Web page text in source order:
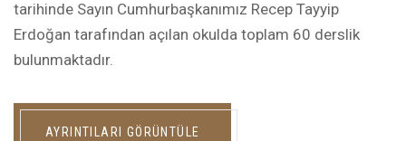
tarihinde Sayın Cumhurbaşkanımız Recep Tayyip
Erdoğan tarafından açılan okulda toplam 60 derslik
bulunmaktadır.
AYRINTILARI GÖRÜNTÜLE